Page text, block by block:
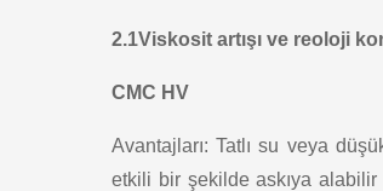
2.1Viskosit artışı ve reoloji
CMC HV
Avantajları: Tatlı su veya
etkili bir şekilde askıya alabilir